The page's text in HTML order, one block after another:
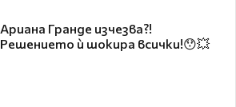
Ариана Гранде изчезва?!
Решението ѝ шокира всички!😯💥